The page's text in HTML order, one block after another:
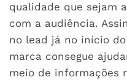
qualidade que sejam
com a audiência.
no lead já no início
marca consegue
meio de informações